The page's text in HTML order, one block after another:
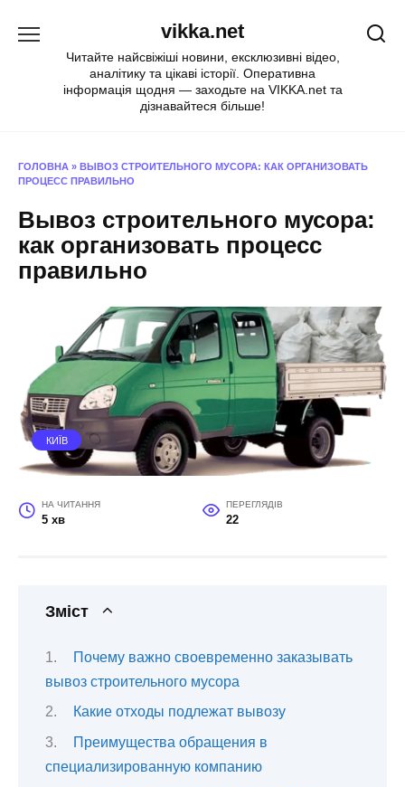
vikka.net
Читайте найсвіжіші новини, ексклюзивні відео,
аналітику та цікаві історії. Оперативна
інформація щодня — заходьте на VIKKA.net та
дізнавайтеся більше!
ГОЛОВНА » ВЫВОЗ СТРОИТЕЛЬНОГО МУСОРА: КАК ОРГАНИЗОВАТЬ
ПРОЦЕСС ПРАВИЛЬНО
Вывоз строительного мусора:
как организовать процесс
правильно
КИЇВ
НА ЧИТАННЯ
5 хв
ПЕРЕГЛЯДІВ
22
Зміст
Почему важно своевременно заказывать
вывоз строительного мусора
Какие отходы подлежат вывозу
Преимущества обращения в
специализированную компанию